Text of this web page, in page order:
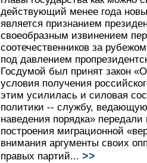
действующий менее года
является признанием
своеобразным извинением
соотечественников за
под давлением
Госдумой был принят закон
условия получения
этим усилилась и силовая
политики -- службу,
наведения порядка»
построения миграционной
внимания аргументы своих
правых партий... >>